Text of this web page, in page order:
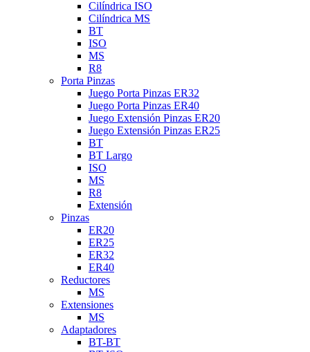
Cilíndrica ISO
Cilíndrica MS
BT
ISO
MS
R8
Porta Pinzas
Juego Porta Pinzas ER32
Juego Porta Pinzas ER40
Juego Extensión Pinzas ER20
Juego Extensión Pinzas ER25
BT
BT Largo
ISO
MS
R8
Extensión
Pinzas
ER20
ER25
ER32
ER40
Reductores
MS
Extensiones
MS
Adaptadores
BT-BT